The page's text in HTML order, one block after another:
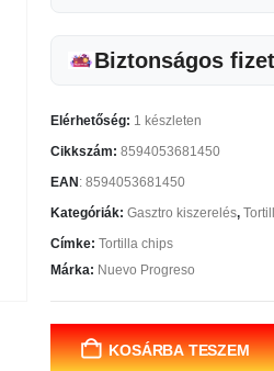
Biztonságos
Elérhetőség: 1 készleten
Cikkszám: 8594053681450
EAN : 8594053681450
Kategóriák: Gasztro kiszerelés,
Címke: Tortilla chips
Márka: Nuevo Progreso
KOSÁRBA TESZEM